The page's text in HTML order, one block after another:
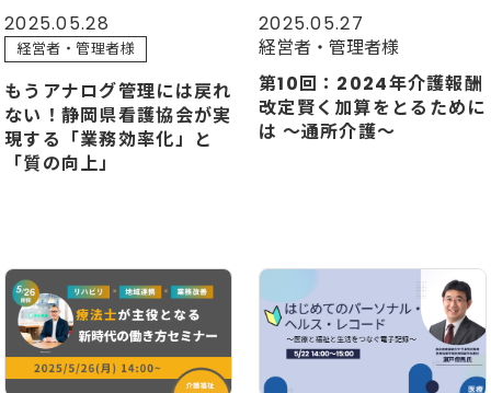
2025.05.28
経営者・管理者様
もうアナログ管理には戻れ
ない！静岡県看護協会が実
現する「業務効率化」と
「質の向上」
2025.05.27
経営者・管理者様
第10回：2024年介護報酬
改定賢く加算をとるために
は ～通所介護～